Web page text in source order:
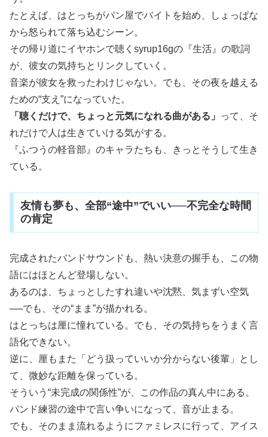
たとえば、はとっちがパン屋でバイトを始め、しょっぱな
から怒られて落ち込むシーン。
その帰り道にイヤホンで聴くsyrup16gの『生活』の歌詞
が、彼女の気持ちとリンクしていく。
音楽が彼女を救ったわけじゃない。でも、その夜を越える
ための“支え”になっていた。
「聴くだけで、ちょっと元気になれる曲がある」
って、そ
れだけで人は生きていける気がする。
『ふつうの軽音部』のキャラたちも、きっとそうして生き
ている。
友情も夢も、全部“途中”でいい──不完全な時間
の肯定
完成されたバンドサウンドも、熱い決意の握手も、この物
語にはほとんど登場しない。
あるのは、ちょっとしたすれ違いや沈黙、気まずい空気
──でも、その“まま”が描かれる。
はとっちは厘に憧れている。でも、その気持ちをうまく言
語化できない。
逆に、厘もまた「どう扱っていいか分からない後輩」とし
て、微妙な距離を保っている。
そういう“未完成の関係性”が、この作品の真ん中にある。
バンド練習の途中で言い争いになって、音が止まる。
でも、そのまま流れるようにファミレスに行って、アイス